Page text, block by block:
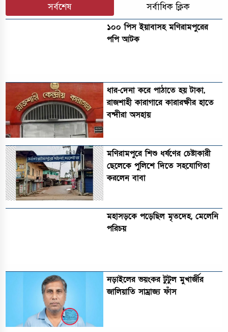
সর্বশেষ সর্বাধিক ক্লিক
১০০ পিস ইয়াবাসহ মণিরামপুরের
পপি আটক
ধার-দেনা করে পাঠাতে হয় টাকা,
রাজশাহী কারাগারে কারারক্ষীর হাতে
বন্দীরা অসহায়
মণিরামপুরে শিশু ধর্ষণের চেষ্টাকারী
ছেলেকে পুলিশে দিতে সহযোগিতা
করলেন বাবা
মহাসড়কে পড়েছিল মৃতদেহ, মেলেনি
পরিচয়
নড়াইলের ভয়ংকর টুটুল মুখার্জীর
জালিয়াতি সাম্রাজ্য ফাঁস